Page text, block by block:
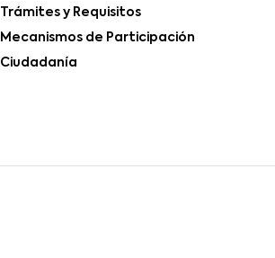
Trámites y Requisitos
Mecanismos de Participación
Ciudadanía